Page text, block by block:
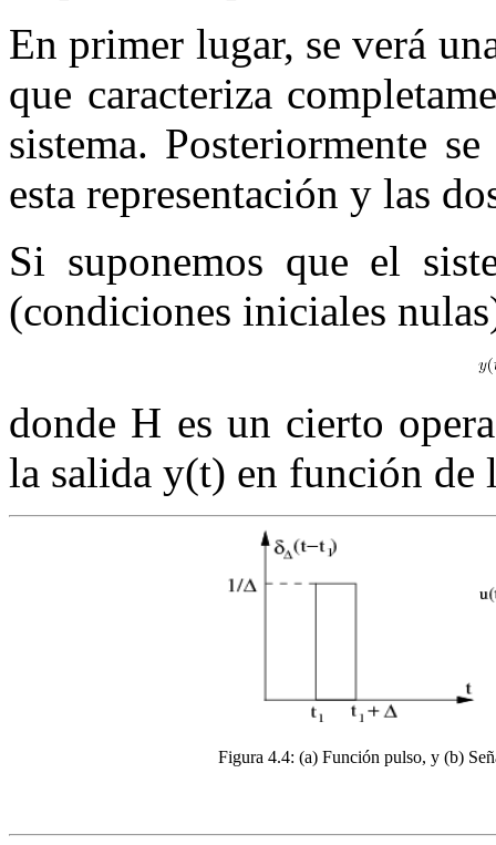
En primer lugar, se verá
que caracteriza
sistema. Posteriormente
esta representación y las
Si suponemos que el
(condiciones iniciales
donde H es un cierto
la salida y(t) en función de
Figura 4.4: (a) Función pulso, y (b)